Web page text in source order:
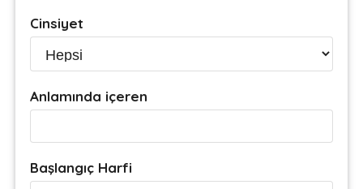
Cinsiyet
Anlamında içeren
Başlangıç Harfi